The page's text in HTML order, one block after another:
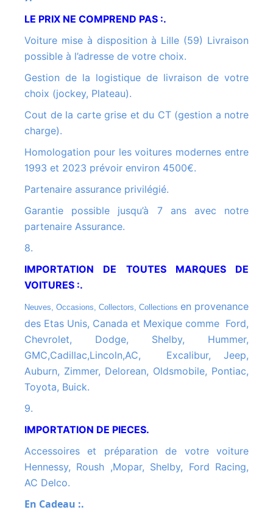
LE PRIX NE COMPREND PAS :.
Voiture mise à disposition à Lille (59) Livraison
possible à l’adresse de votre choix.
Gestion de la logistique de livraison de votre
choix (jockey, Plateau).
Cout de la carte grise et du CT (gestion a notre
charge).
Homologation pour les voitures modernes entre
1993 et 2023 prévoir environ 4500€.
Partenaire assurance privilégié.
Garantie possible jusqu’à 7 ans avec notre
partenaire Assurance.
8.
IMPORTATION DE TOUTES MARQUES DE
VOITURES :.
Neuves, Occasions, Collectors, Collections en provenance
des Etas Unis, Canada et Mexique comme Ford,
Chevrolet, Dodge, Shelby, Hummer,
GMC,Cadillac,Lincoln,AC, Excalibur, Jeep,
Auburn, Zimmer, Delorean, Oldsmobile, Pontiac,
Toyota, Buick.
9.
IMPORTATION DE PIECES.
Accessoires et préparation de votre voiture
Hennessy, Roush ,Mopar, Shelby, Ford Racing,
AC Delco.
En Cadeau :.